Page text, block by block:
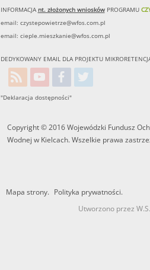
INFORMACJA nt. złożonych wnioskówPROGRAMU
email: czystepowietrze@wfos.com.pl
email: cieple.mieszkanie@wfos.com.pl
DEDYKOWANY EMAIL DLA PROJEKTU
"Deklaracja dostępności"
Copyright © 2016 Wojewódzki Fundusz
Wodnej w Kielcach. Wszelkie prawa
Mapa strony. Polityka prywatności.
Utworzono przez